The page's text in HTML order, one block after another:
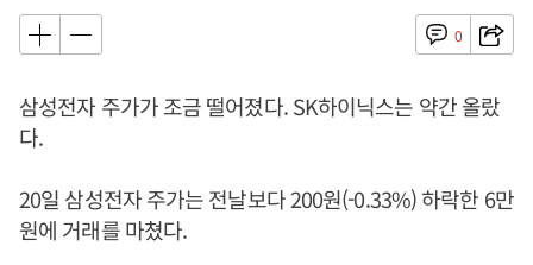
0
삼성전자 주가가 조금 떨어졌다. SK하이닉스는 약간 올랐
다.
20일 삼성전자 주가는 전날보다 200원(-0.33%) 하락한 6만
원에 거래를 마쳤다.